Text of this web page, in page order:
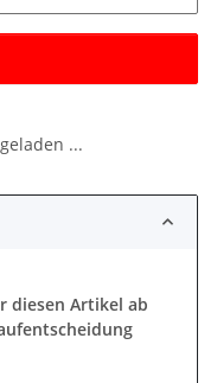
...
diesen Artikel ab